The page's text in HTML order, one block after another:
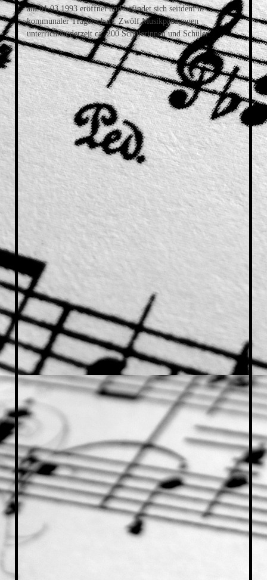
am 01.03.1993 eröffnet und befindet sich seitdem in
kommunaler Trägerschaft. Zwölf Musikpädagogen
unterrichten derzeit ca. 200 Schülerinnen und Schüler.